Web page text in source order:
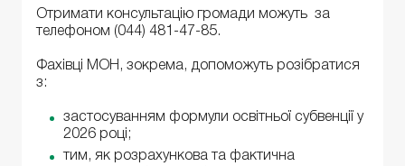
Отримати консультацію громади можуть за
телефоном (044) 481-47-85.
Фахівці МОН, зокрема, допоможуть розібратися
з:
застосуванням формули освітньої субвенції у
2026 році;
тим, як розрахункова та фактична